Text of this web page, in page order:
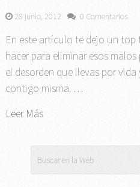
28 junio, 2012 0 Comentarios
En este artículo te dejo un top
hacer para eliminar esos
el desorden que llevas por
contigo misma. …
Leer Más